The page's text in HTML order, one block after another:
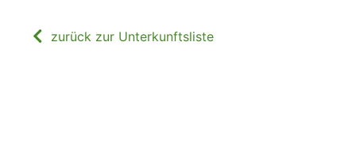
zurück zur Unterkunftsliste